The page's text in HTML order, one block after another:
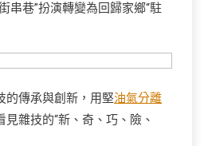
串巷”扮演轉變為回歸家鄉“駐
的傳承與創新，用堅油氣分離
見雜技的“新、奇、巧、險、